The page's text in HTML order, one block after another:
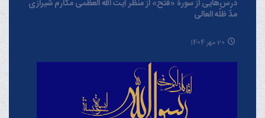
درس‌هایی از سورۀ «فتح» از منظر آیت الله العظمی مکارم شیرازی
مدّ ظلّه العالی
20 مهر 1404